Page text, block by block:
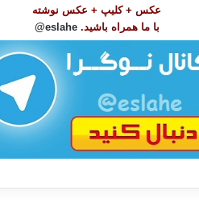
عکس + کلیپ + عکس نوشته
با ما همراه باشید. eslahe@